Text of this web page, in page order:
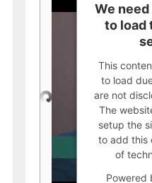
We
to load
This
to load
are not
The
setup the
to add this
of
Powered